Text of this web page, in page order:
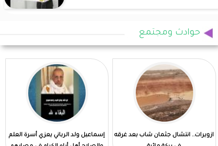
حوادث ومجتمع
ازويرات.. انتشال جثمان شاب بعد غرقه
إسماعيل ولد الرباني يعزي أسرة العلم